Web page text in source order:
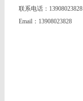
联系电话：13908023828
Email：13908023828